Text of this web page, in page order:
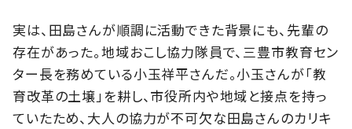
実は、田島さんが順調に活動できた背景にも、先輩の
存在があった。地域おこし協力隊員で、三豊市教育セン
ター長を務めている小玉祥平さんだ。小玉さんが「教
育改革の土壌」を耕し、市役所内や地域と接点を持っ
ていたため、大人の協力が不可欠な田島さんのカリキ